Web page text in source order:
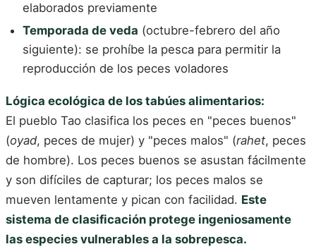
elaborados previamente
Temporada de veda (octubre-febrero del año
siguiente): se prohíbe la pesca para permitir la
reproducción de los peces voladores
Lógica ecológica de los tabúes alimentarios:
El pueblo Tao clasifica los peces en "peces buenos"
(oyad, peces de mujer) y "peces malos" (rahet, peces
de hombre). Los peces buenos se asustan fácilmente
y son difíciles de capturar; los peces malos se
mueven lentamente y pican con facilidad. Este
sistema de clasificación protege ingeniosamente
las especies vulnerables a la sobrepesca.